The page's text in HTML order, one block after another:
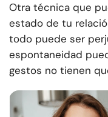
Otra técnica que
estado de tu
todo puede ser
espontaneidad
gestos no tienen